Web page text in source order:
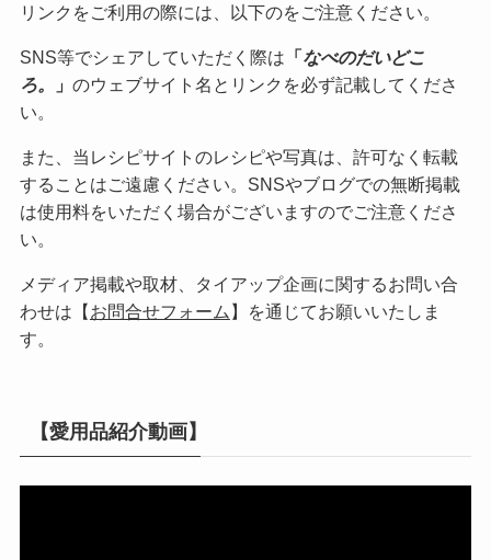
リンクをご利用の際には、以下のをご注意ください。
SNS等でシェアしていただく際は 「なべのだいどこ
ろ。
」 のウェブサイト名とリンクを必ず記載してくださ
い。
また、当レシピサイトのレシピや写真は、許可なく転載
することはご遠慮ください。SNSやブログでの無断掲載
は使用料をいただく場合がございますのでご注意くださ
い。
メディア掲載や取材、タイアップ企画に関するお問い合
わせは【 お問合せフォーム 】を通じてお願いいたしま
す。
【愛用品紹介動画】